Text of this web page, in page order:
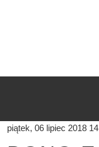
piątek, 06 lipiec 2018